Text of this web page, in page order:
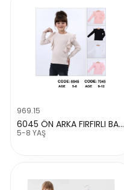
969.15
6045 ÖN ARKA FIRFIRLI BADİ
5-8 YAŞ